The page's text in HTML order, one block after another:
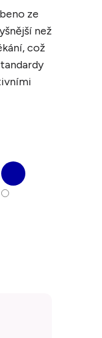
ze
než
což